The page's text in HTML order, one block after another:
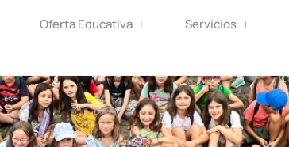
Oferta Educativa Servicios